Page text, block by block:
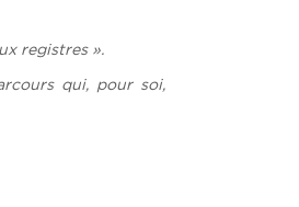
registres ».
qui, pour soi,